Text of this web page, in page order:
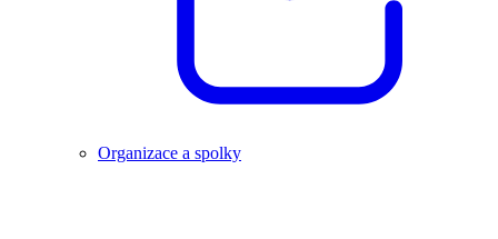
Organizace a spolky